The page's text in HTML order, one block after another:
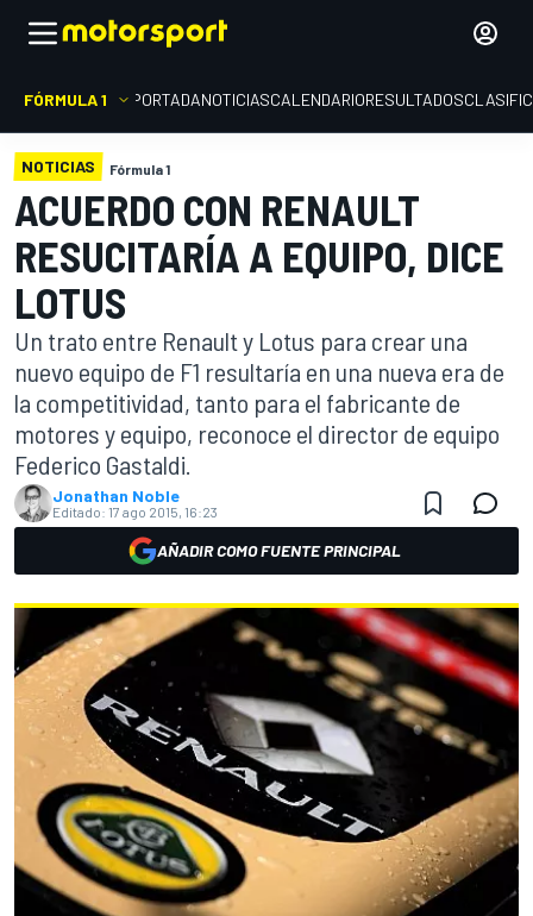
FÓRMULA 1 PORTADANOTICIASCALENDARIORESULTADOS
NOTICIAS Fórmula 1
ACUERDO CON RENAULT
RESUCITARÍA A EQUIPO, DICE
LOTUS
Un trato entre Renault y Lotus para crear una
nuevo equipo de F1 resultaría en una nueva era de
la competitividad, tanto para el fabricante de
motores y equipo, reconoce el director de equipo
Federico Gastaldi.
Jonathan Noble
Editado: 17 ago 2015, 16:23
AÑADIR COMO FUENTE PRINCIPAL